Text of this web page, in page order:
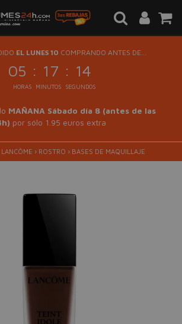
EL LUNES 10 COMPRANDO ANTES DE...
05 : 17 : 14
HORAS MINUTOS SEGUNDOS
MAÑANA Sábado día 8 (antes de las
por sólo 1.95 euros extra
LANCÔME › ROSTRO › BASES DE MAQUILLAJE